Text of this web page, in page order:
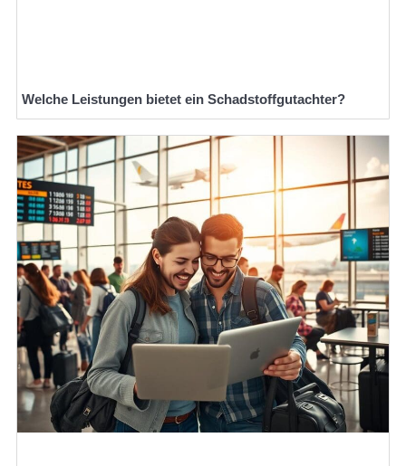
Welche Leistungen bietet ein Schadstoffgutachter?